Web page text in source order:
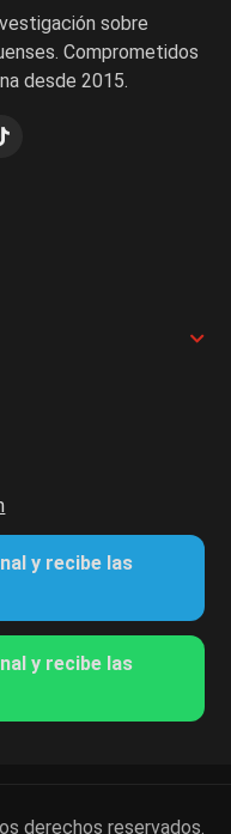
sobre
Comprometidos
desde 2015.
y recibe las
y recibe las
derechos reservados.